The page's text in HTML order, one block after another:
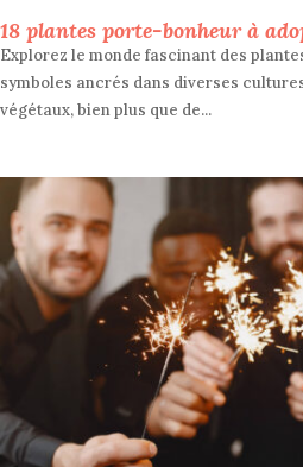
18 plantes porte-bonheur à
Explorez le monde fascinant des
symboles ancrés dans diverses
végétaux, bien plus que de...